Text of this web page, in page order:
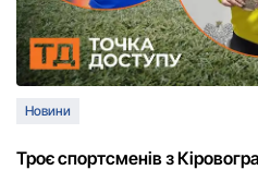
Новини
Троє спортсменів з